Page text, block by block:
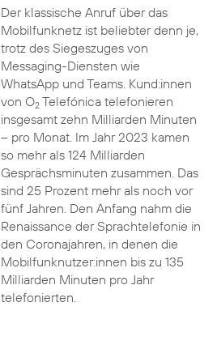
Der klassische Anruf über das
Mobilfunknetz ist beliebter denn je,
trotz des Siegeszuges von
Messaging-Diensten wie
WhatsApp und Teams. Kund:innen
von O2Telefónica telefonieren
insgesamt zehn Milliarden Minuten
– pro Monat. Im Jahr 2023 kamen
so mehr als 124 Milliarden
Gesprächsminuten zusammen. Das
sind 25 Prozent mehr als noch vor
fünf Jahren. Den Anfang nahm die
Renaissance der Sprachtelefonie in
den Coronajahren, in denen die
Mobilfunknutzer:innen bis zu 135
Milliarden Minuten pro Jahr
telefonierten.